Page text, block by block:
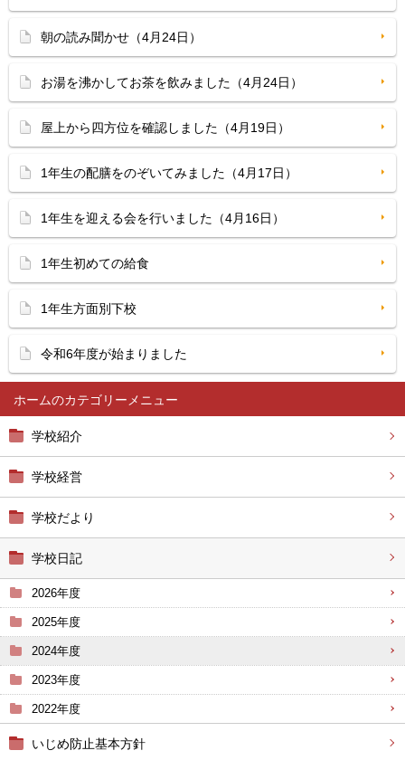
ホーム
学校紹介
学校経営
学校だより
学校日記
2026年度
2025年度
2024年度
2023年度
2022年度
いじめ防止基本方針
朝の読み聞かせ（4月24日）
お湯を沸かしてお茶を飲みました（4月24日）
屋上から四方位を確認しました（4月19日）
1年生の配膳をのぞいてみました（4月17日）
1年生を迎える会を行いました（4月16日）
1年生初めての給食
1年生方面別下校
令和6年度が始まりました